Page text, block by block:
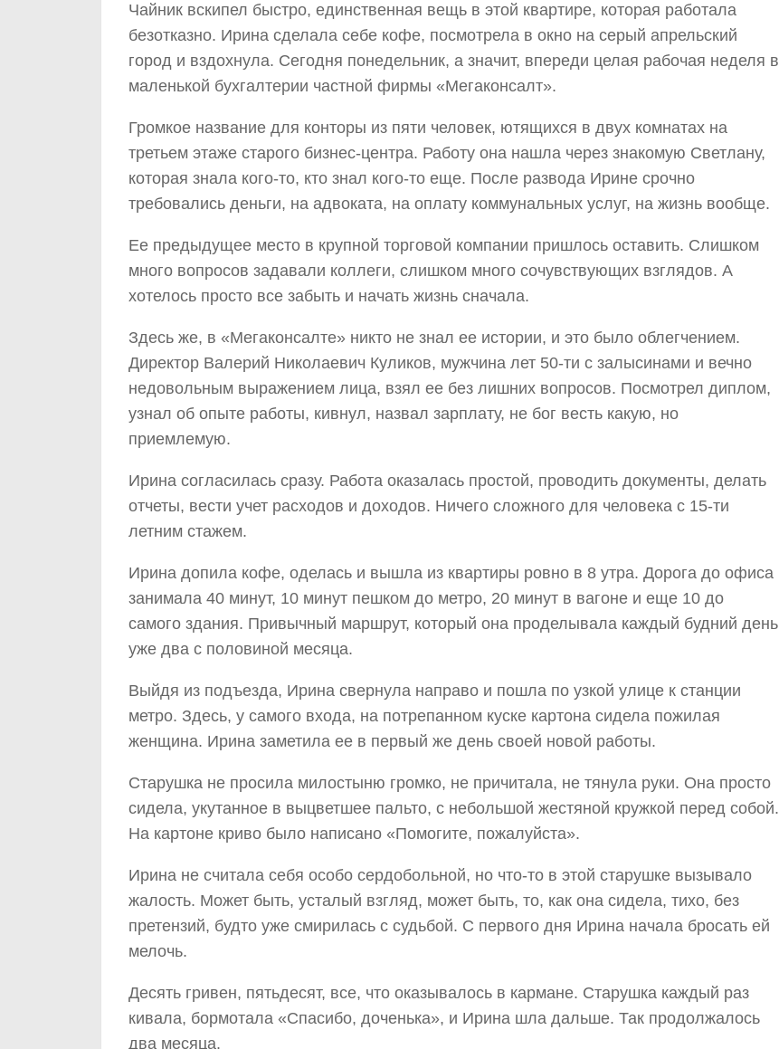
Чайник вскипел быстро, единственная вещь в этой квартире, которая работала
безотказно. Ирина сделала себе кофе, посмотрела в окно на серый апрельский
город и вздохнула. Сегодня понедельник, а значит, впереди целая рабочая неделя в
маленькой бухгалтерии частной фирмы «Мегаконсалт».
Громкое название для конторы из пяти человек, ютящихся в двух комнатах на
третьем этаже старого бизнес-центра. Работу она нашла через знакомую Светлану,
которая знала кого-то, кто знал кого-то еще. После развода Ирине срочно
требовались деньги, на адвоката, на оплату коммунальных услуг, на жизнь вообще.
Ее предыдущее место в крупной торговой компании пришлось оставить. Слишком
много вопросов задавали коллеги, слишком много сочувствующих взглядов. А
хотелось просто все забыть и начать жизнь сначала.
Здесь же, в «Мегаконсалте» никто не знал ее истории, и это было облегчением.
Директор Валерий Николаевич Куликов, мужчина лет 50-ти с залысинами и вечно
недовольным выражением лица, взял ее без лишних вопросов. Посмотрел диплом,
узнал об опыте работы, кивнул, назвал зарплату, не бог весть какую, но
приемлемую.
Ирина согласилась сразу. Работа оказалась простой, проводить документы, делать
отчеты, вести учет расходов и доходов. Ничего сложного для человека с 15-ти
летним стажем.
Ирина допила кофе, оделась и вышла из квартиры ровно в 8 утра. Дорога до офиса
занимала 40 минут, 10 минут пешком до метро, 20 минут в вагоне и еще 10 до
самого здания. Привычный маршрут, который она проделывала каждый будний день
уже два с половиной месяца.
Выйдя из подъезда, Ирина свернула направо и пошла по узкой улице к станции
метро. Здесь, у самого входа, на потрепанном куске картона сидела пожилая
женщина. Ирина заметила ее в первый же день своей новой работы.
Старушка не просила милостыню громко, не причитала, не тянула руки. Она просто
сидела, укутанное в выцветшее пальто, с небольшой жестяной кружкой перед собой.
На картоне криво было написано «Помогите, пожалуйста».
Ирина не считала себя особо сердобольной, но что-то в этой старушке вызывало
жалость. Может быть, усталый взгляд, может быть, то, как она сидела, тихо, без
претензий, будто уже смирилась с судьбой. С первого дня Ирина начала бросать ей
мелочь.
Десять гривен, пятьдесят, все, что оказывалось в кармане. Старушка каждый раз
кивала, бормотала «Спасибо, доченька», и Ирина шла дальше. Так продолжалось
два месяца.